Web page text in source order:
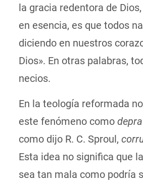
la gracia redentora de
en esencia, es que todos
diciendo en nuestros
Dios». En otras palabras,
necios.
En la teología reformada
este fenómeno como
como dijo R. C. Sproul,
Esta idea no significa que
sea tan mala como podría